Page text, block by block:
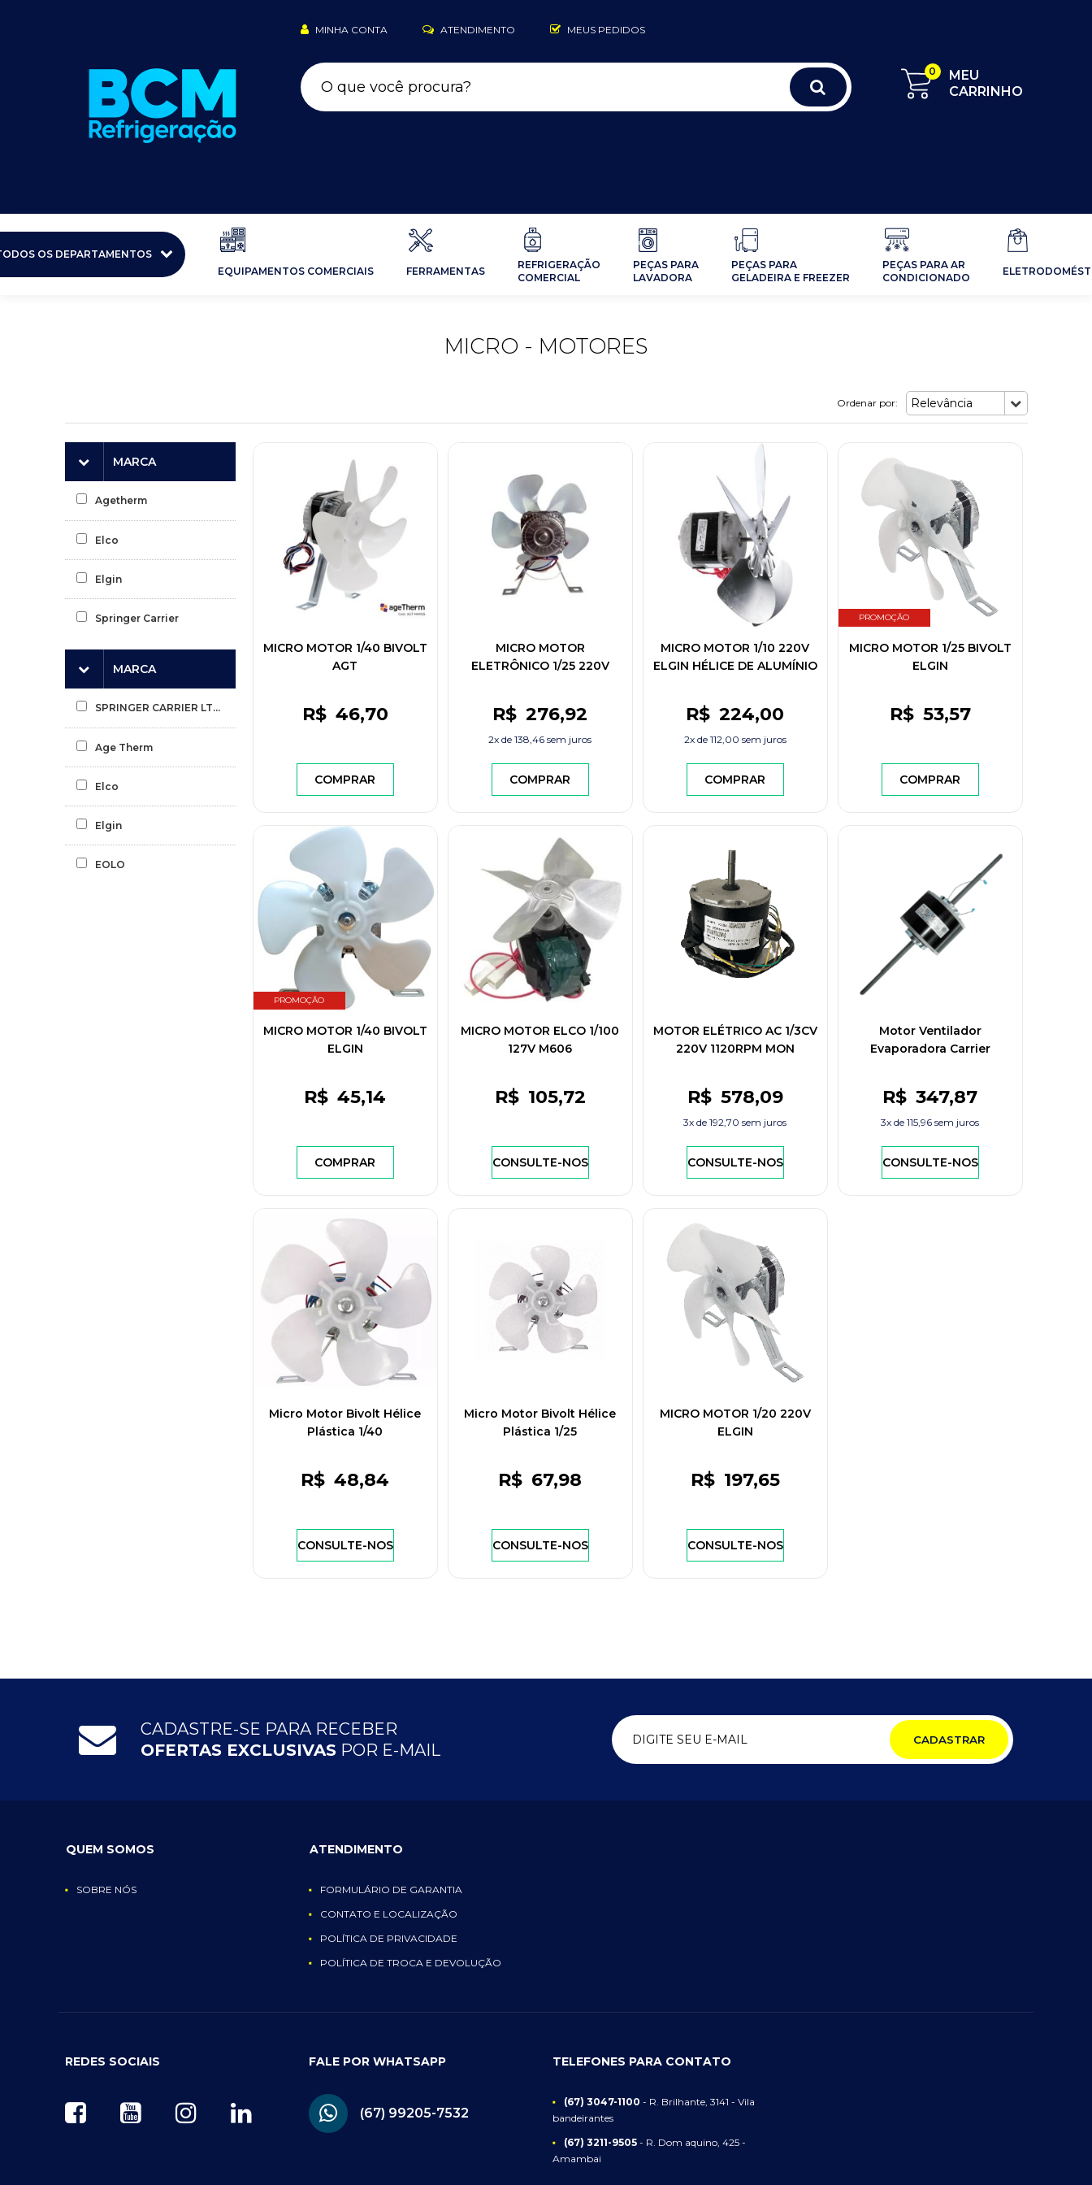
MINHA CONTA ATENDIMENTO MEUS PEDIDOS
0
MEU
CARRINHO
OS DEPARTAMENTOS
EQUIPAMENTOS COMERCIAIS
FERRAMENTAS
REFRIGERAÇÃO
COMERCIAL
PEÇAS PARA
LAVADORA
PEÇAS PARA
GELADEIRA E FREEZER
PEÇAS PARA AR
CONDICIONADO
MICRO - MOTORES
Ordenar por: Relevância
MARCA
Agetherm
Elco
Elgin
Springer Carrier
MARCA
SPRINGER CARRIER LTDA
Age Therm
Elco
Elgin
EOLO
MICRO MOTOR 1/40 BIVOLT
AGT
R$ 46,70
COMPRAR
MICRO MOTOR
ELETRÔNICO 1/25 220V
R$ 276,92
2x de 138,46 sem juros
COMPRAR
MICRO MOTOR 1/10 220V
ELGIN HÉLICE DE ALUMÍNIO
R$ 224,00
2x de 112,00 sem juros
COMPRAR
PROMOÇÃO
MICRO MOTOR 1/25 BIVOLT
ELGIN
R$ 53,57
COMPRAR
PROMOÇÃO
MICRO MOTOR 1/40 BIVOLT
ELGIN
R$ 45,14
COMPRAR
MICRO MOTOR ELCO 1/100
127V M606
R$ 105,72
CONSULTE-NOS
MOTOR ELÉTRICO AC 1/3CV
220V 1120RPM MON
R$ 578,09
3x de 192,70 sem juros
CONSULTE-NOS
Motor Ventilador
Evaporadora Carrier
R$ 347,87
3x de 115,96 sem juros
CONSULTE-NOS
Micro Motor Bivolt Hélice
Plástica 1/40
R$ 48,84
CONSULTE-NOS
Micro Motor Bivolt Hélice
Plástica 1/25
R$ 67,98
CONSULTE-NOS
MICRO MOTOR 1/20 220V
ELGIN
R$ 197,65
CONSULTE-NOS
CADASTRE-SE PARA RECEBER
OFERTAS EXCLUSIVAS POR E-MAIL
CADASTRAR
QUEM SOMOS
SOBRE NÓS
ATENDIMENTO
FORMULÁRIO DE GARANTIA
CONTATO E LOCALIZAÇÃO
POLÍTICA DE PRIVACIDADE
POLÍTICA DE TROCA E DEVOLUÇÃO
REDES SOCIAIS FALE POR WHATSAPP
(67) 99205-7532
TELEFONES PARA CONTATO
(67) 3047-1100 - R. Brilhante, 3141 - Vila
bandeirantes
(67) 3211-9505- R. Dom aquino, 425 -
Amambai